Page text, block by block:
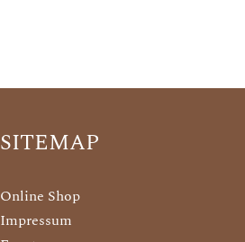
SITEMAP
Online Shop
Impressum